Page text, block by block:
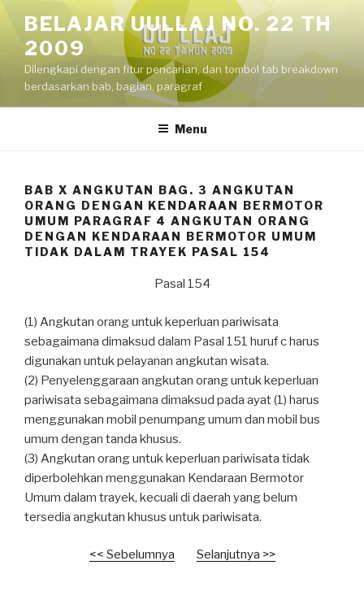
content
BELAJAR UULLAJ NO. 22 TH
2009
Dilengkapi dengan fitur pencarian, dan tombol tab breakdown
berdasarkan bab, bagian, paragraf
Menu
BAB X ANGKUTAN BAG. 3 ANGKUTAN
ORANG DENGAN KENDARAAN BERMOTOR
UMUM PARAGRAF 4 ANGKUTAN ORANG
DENGAN KENDARAAN BERMOTOR UMUM
TIDAK DALAM TRAYEK PASAL 154
Pasal 154
(1) Angkutan orang untuk keperluan pariwisata
sebagaimana dimaksud dalam Pasal 151 huruf c harus
digunakan untuk pelayanan angkutan wisata.
(2) Penyelenggaraan angkutan orang untuk keperluan
pariwisata sebagaimana dimaksud pada ayat (1) harus
menggunakan mobil penumpang umum dan mobil bus
umum dengan tanda khusus.
(3) Angkutan orang untuk keperluan pariwisata tidak
diperbolehkan menggunakan Kendaraan Bermotor
Umum dalam trayek, kecuali di daerah yang belum
tersedia angkutan khusus untuk pariwisata.
<< Sebelumnya Selanjutnya >>